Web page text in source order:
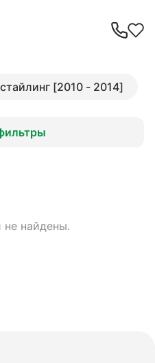
[2010 - 2014]
найдены.